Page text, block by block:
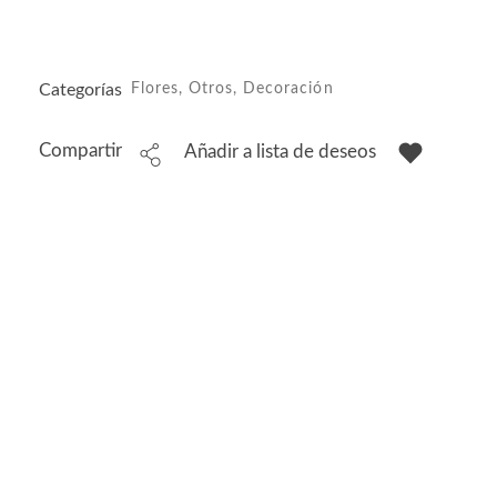
Añadir a lista de deseos
Compartir
Categorías Flores,Otros, Decoración